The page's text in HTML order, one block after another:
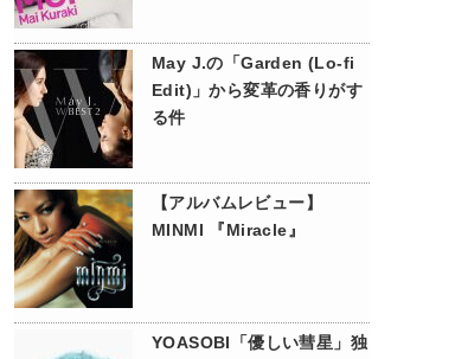
May J.の「Garden (Lo-fi
Edit)」から変革の香りがす
る件
【アルバムレビュー】
MINMI 『Miracle』
YOASOBI「優しい彗星」独